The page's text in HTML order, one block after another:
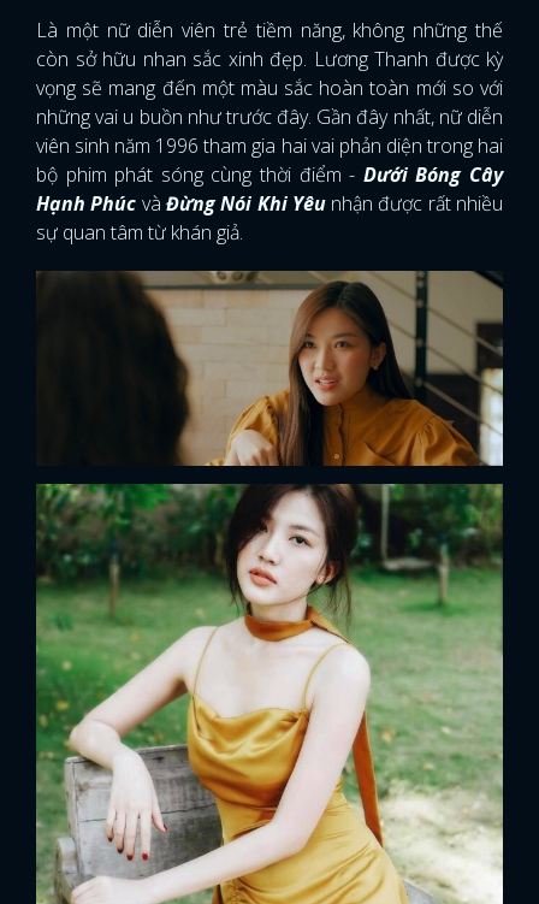
Là một nữ diễn viên trẻ tiềm năng, không những thế
còn sở hữu nhan sắc xinh đẹp. Lương Thanh được kỳ
vọng sẽ mang đến một màu sắc hoàn toàn mới so với
những vai u buồn như trước đây. Gần đây nhất, nữ diễn
viên sinh năm 1996 tham gia hai vai phản diện trong hai
bộ phim phát sóng cùng thời điểm - Dưới Bóng Cây
Hạnh Phúc và Đừng Nói Khi Yêu nhận được rất nhiều
sự quan tâm từ khán giả.